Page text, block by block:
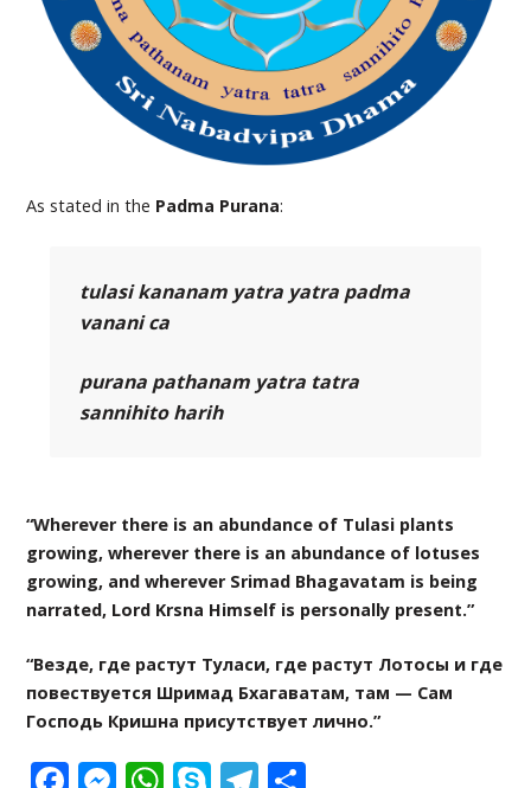
As stated in the Padma Purana:
tulasi kananam yatra yatra padma
vanani ca
purana pathanam yatra tatra
sannihito harih
“Wherever there is an abundance of Tulasi plants
growing, wherever there is an abundance of lotuses
growing, and wherever Srimad Bhagavatam is being
narrated, Lord Krsna Himself is personally present.”
“Везде, где растут Туласи, где растут Лотосы и где
повествуется Шримад Бхагаватам, там — Сам
Господь Кришна присутствует лично.”